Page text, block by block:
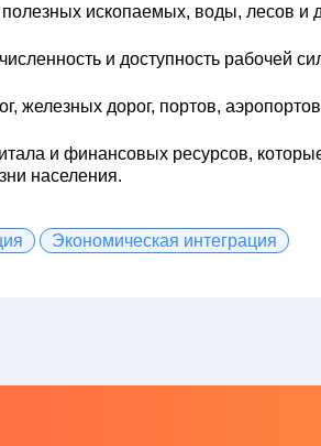
ископаемых, воды, лесов и
и доступность рабочей
железных дорог, портов,
и финансовых ресурсов,
населения.
Экономическая интеграция